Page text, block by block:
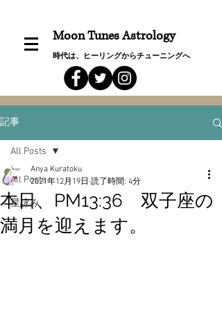
Moon Tunes Astrology
時代は、ヒーリングからチューニングへ
記事
All Posts
星詠み
All Posts
本日、PM13:36 双子座の
満月を迎えます。
Anya Kuratoku
2021年12月19日 読了時間: 4分